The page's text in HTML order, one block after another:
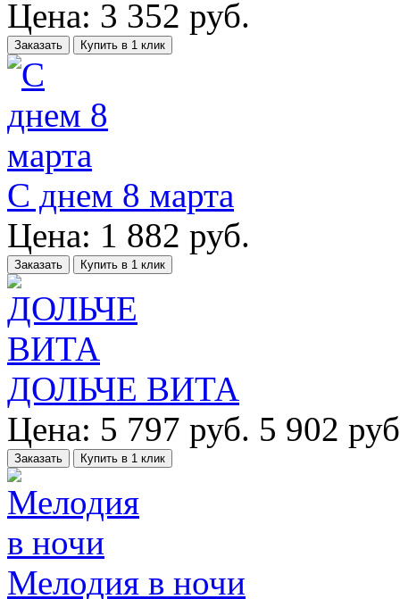
Цена: 3 352 руб.
Заказать Купить в 1 клик
С днем 8 марта
Цена: 1 882 руб.
Заказать Купить в 1 клик
ДОЛЬЧЕ ВИТА
Цена: 5 797 руб. 5 902
Заказать Купить в 1 клик
Мелодия в ночи